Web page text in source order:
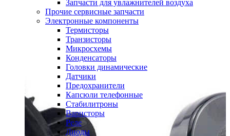
Запчасти для увлажнителей воздуха
Прочие сервисные запчасти
Электронные компоненты
Термисторы
Транзисторы
Микросхемы
Конденсаторы
Головки динамические
Датчики
Предохранители
Капсюли телефонные
Стабилитроны
Варисторы
Реле
Диоды